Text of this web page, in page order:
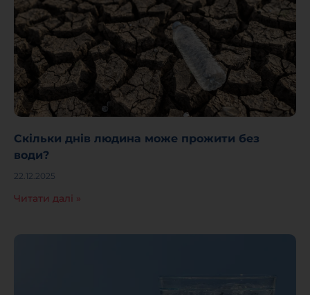
Скільки днів людина може прожити без
води?
22.12.2025
Читати далі »